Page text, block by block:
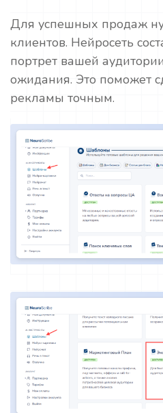
Для успешных продаж
клиентов. Нейросеть
портрет вашей
ожидания. Это поможет
рекламы точным.